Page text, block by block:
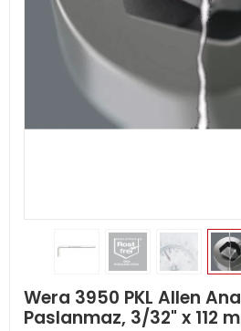
Wera 3950 PKL Allen
Paslanmaz, 3/32" x 112